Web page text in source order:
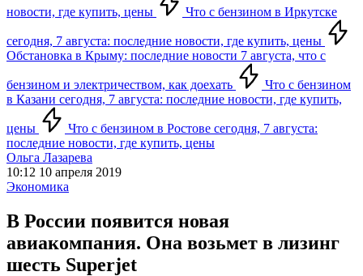
новости, где купить, цены Что с бензином в Иркутске
сегодня, 7 августа: последние новости, где купить, цены
Обстановка в Крыму: последние новости 7 августа, что с
бензином и электричеством, как доехать
Что с бензином
в Казани сегодня, 7 августа: последние новости, где купить,
цены
Что с бензином в Ростове сегодня, 7 августа:
последние новости, где купить, цены
Ольга Лазарева
10:12 10 апреля 2019
Экономика
В России появится новая
авиакомпания. Она возьмет в лизинг
шесть Superjet